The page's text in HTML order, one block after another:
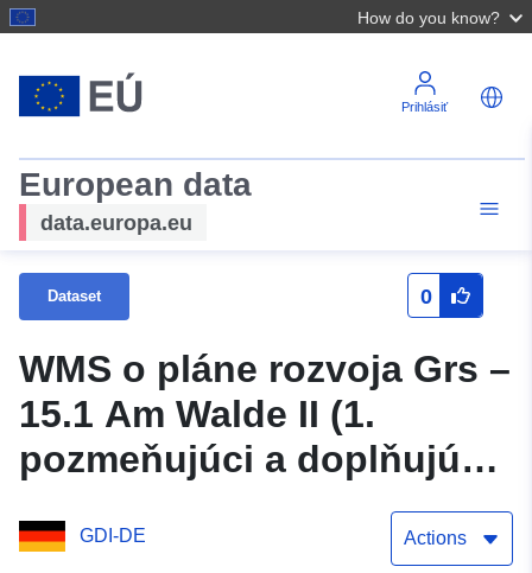
How do you know?
Prihlásiť
European data
data.europa.eu
Dataset 0
WMS o pláne rozvoja Grs –
15.1 Am Walde II (1.
pozmeňujúci a doplňujúci
návrh) Samtgemeinde
Grasleben
GDI-DE Actions